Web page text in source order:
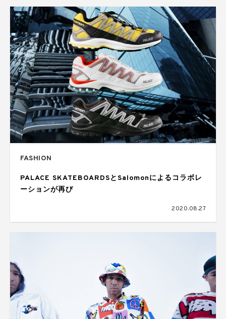
FASHION
PALACE SKATEBOARDSとSalomonによるコラボレ
ーションが再び
2020.08.27